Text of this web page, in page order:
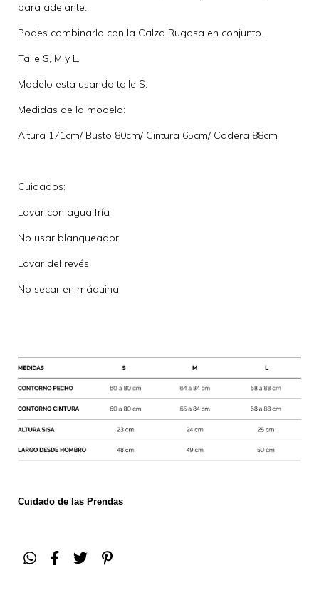
para adelante.
Podes combinarlo con la Calza Rugosa en conjunto.
Talle S, M y L.
Modelo esta usando talle S.
Medidas de la modelo:
Altura 171cm/ Busto 80cm/ Cintura 65cm/ Cadera 88cm
Cuidados:
Lavar con agua fría
No usar blanqueador
Lavar del revés
No secar en máquina
Cuidado de las Prendas